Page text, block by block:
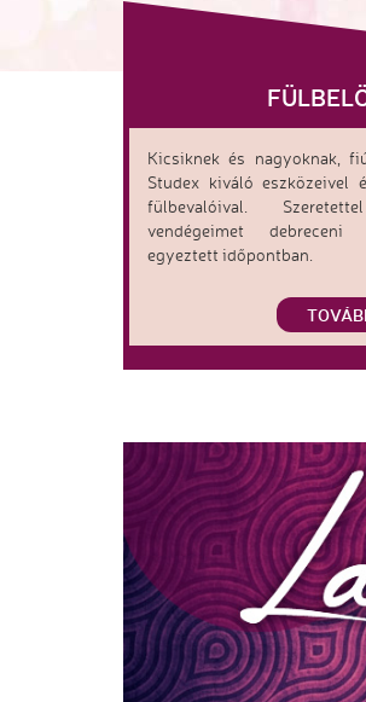
Kicsiknek és nagyoknak,
Studex kiváló eszközeivel
fülbevalóival.
vendégeimet debreceni
egyeztett időpontban.